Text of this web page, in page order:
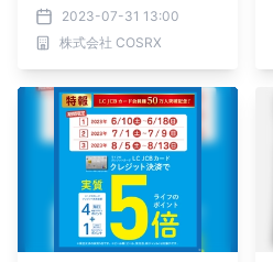
な価格で販売へ
2023-07-31 13:00
株式会社 COSRX